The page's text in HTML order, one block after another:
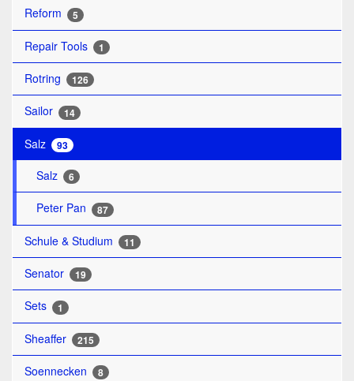
Reform 5
Repair Tools 1
Rotring 126
Sailor 14
Salz 93
Salz 6
Peter Pan 87
Schule & Studium 11
Senator 19
Sets 1
Sheaffer 215
Soennecken 8